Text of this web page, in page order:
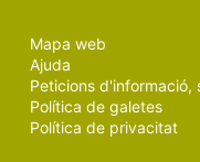
Mapa web
Ajuda
Peticions d'informació,
Política de galetes
Política de privacitat